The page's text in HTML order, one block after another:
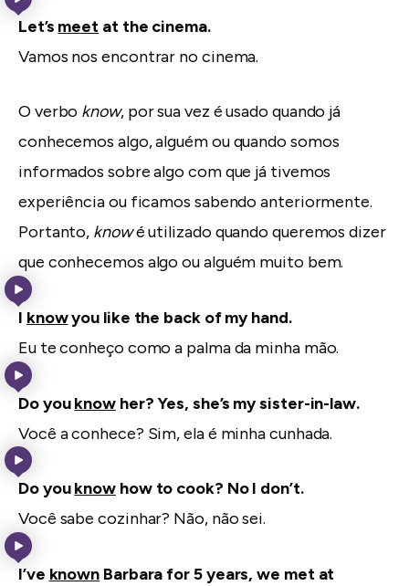
Let’s meet at the cinema.
Vamos nos encontrar no cinema.
O verbo know, por sua vez é usado quando já
conhecemos algo, alguém ou quando somos
informados sobre algo com que já tivemos
experiência ou ficamos sabendo anteriormente.
Portanto, knowé utilizado quando queremos dizer
que conhecemos algo ou alguém muito bem.
I knowyou like the back of my hand.
Eu te conheço como a palma da minha mão.
Do youknow her? Yes, she’s my sister-in-law.
Você a conhece? Sim, ela é minha cunhada.
Do youknow how to cook? No I don’t.
Você sabe cozinhar? Não, não sei.
I’ve known Barbara for 5 years, we met at